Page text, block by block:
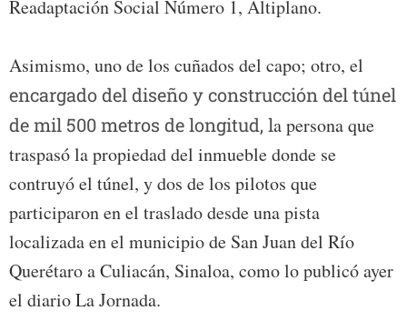
Readaptación Social Número 1, Altiplano.
Asimismo, uno de los cuñados del capo; otro, el
encargado del diseño y construcción del túnel
de mil 500 metros de longitud, la persona que
traspasó la propiedad del inmueble donde se
contruyó el túnel, y dos de los pilotos que
participaron en el traslado desde una pista
localizada en el municipio de San Juan del Río
Querétaro a Culiacán, Sinaloa, como lo publicó ayer
el diario La Jornada.